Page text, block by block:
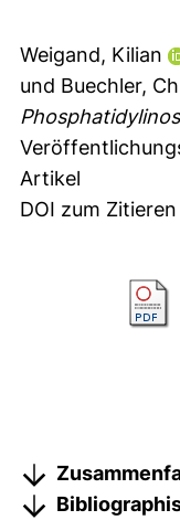
Weigand, Kilian
und Buechler,
Artikel
DOI zum